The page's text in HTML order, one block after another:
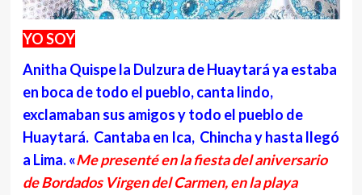
YO SOY
Anitha Quispe la Dulzura de Huaytará ya estaba
en boca de todo el pueblo, canta lindo,
exclamaban sus amigos y todo el pueblo de
Huaytará. Cantaba en Ica, Chincha y hasta llegó
a Lima. «Me presenté en la fiesta del aniversario
de Bordados Virgen del Carmen, en la playa